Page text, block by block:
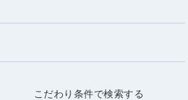
こだわり条件で検索する